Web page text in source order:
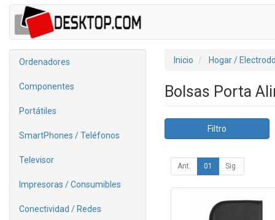
Ordenadores
Componentes
Portátiles
SmartPhones / Teléfonos
Televisor
Impresoras / Consumibles
Conectividad / Redes
Inicio Hogar /
Bolsas Porta
Filtro
Ant. 01 Sig.